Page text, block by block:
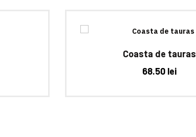
Coasta de tauras
68.50 lei